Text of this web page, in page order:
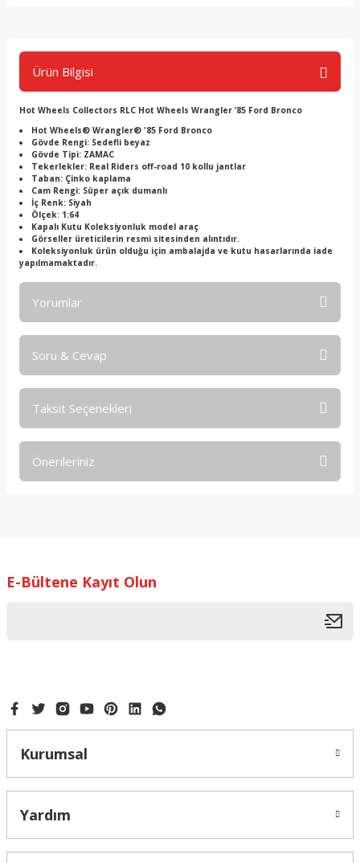
Ürün Bilgisi
Hot Wheels Collectors RLC Hot Wheels Wrangler ’85 Ford Bronco
Hot Wheels® Wrangler® '85 Ford Bronco
Gövde Rengi: Sedefli beyaz
Gövde Tipi: ZAMAC
Tekerlekler: Real Riders off-road 10 kollu jantlar
Taban: Çinko kaplama
Cam Rengi: Süper açık dumanlı
İç Renk: Siyah
Ölçek: 1:64
Kapalı Kutu Koleksiyonluk model araç
Görseller üreticilerin resmi sitesinden alıntıdır.
Koleksiyonluk ürün olduğu için ambalajda ve kutu hasarlarında iade
yapılmamaktadır.
Yorumlar
Soru & Cevap
Ürün hakkında henüz soru sorulmamış.
Taksit Seçenekleri
Önerileriniz
Ürün resmi kalitesiz, bozuk veya görüntülenemiyor.
E-Bültene Kayıt Olun
Kurumsal
Yardım